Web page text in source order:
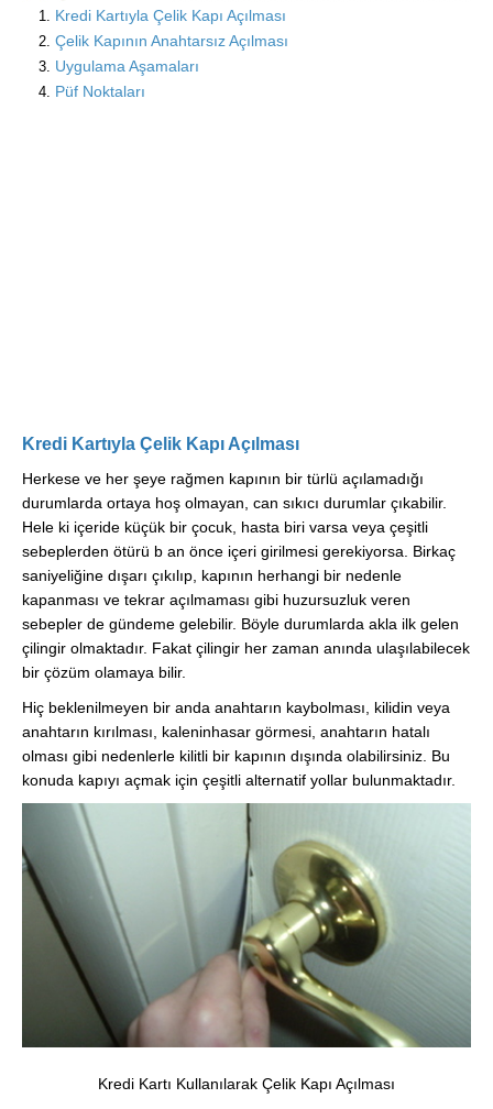
Kredi Kartıyla Çelik Kapı Açılması
Çelik Kapının Anahtarsız Açılması
Uygulama Aşamaları
Püf Noktaları
Kredi Kartıyla Çelik Kapı Açılması
Herkese ve her şeye rağmen kapının bir türlü açılamadığı
durumlarda ortaya hoş olmayan, can sıkıcı durumlar çıkabilir.
Hele ki içeride küçük bir çocuk, hasta biri varsa veya çeşitli
sebeplerden ötürü b an önce içeri girilmesi gerekiyorsa. Birkaç
saniyeliğine dışarı çıkılıp, kapının herhangi bir nedenle
kapanması ve tekrar açılmaması gibi huzursuzluk veren
sebepler de gündeme gelebilir. Böyle durumlarda akla ilk gelen
çilingir olmaktadır. Fakat çilingir her zaman anında ulaşılabilecek
bir çözüm olamaya bilir.
Hiç beklenilmeyen bir anda anahtarın kaybolması, kilidin veya
anahtarın kırılması, kaleninhasar görmesi, anahtarın hatalı
olması gibi nedenlerle kilitli bir kapının dışında olabilirsiniz. Bu
konuda kapıyı açmak için çeşitli alternatif yollar bulunmaktadır.
Kredi Kartı Kullanılarak Çelik Kapı Açılması